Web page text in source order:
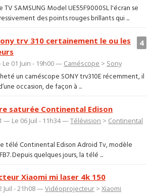
TV SAMSUNG Model UE55F9000SL l'écran se
des points rouges brillants qui ...
4
trv 310 certainement le ou les
01 Juin - 19h00 — Caméscope > Sony
un caméscope SONY trv310E récemment, il
occasion, de façon à ...
saturée Continental Edison
— Le 06 Juil - 11h34 —Télévision > Continental
télé Continental Edison Adroid Tv, modèle
Depuis quelques jours, la télé ...
Xiaomi mi laser 4k 150
Juil - 21h08 —Vidéoprojecteur >Xiaomi